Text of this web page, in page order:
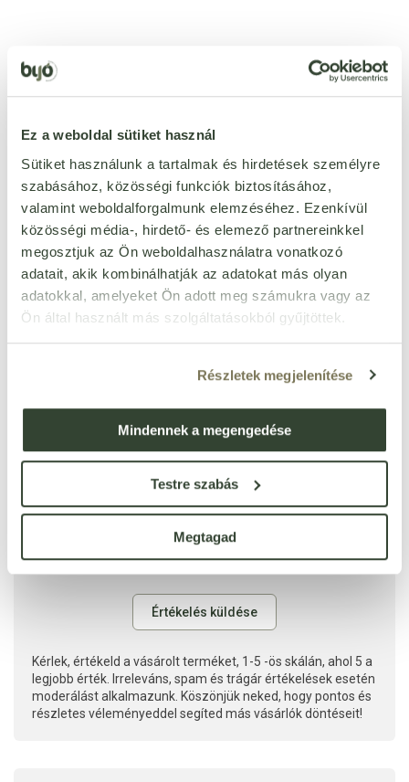
Ez a weboldal sütiket használ
Sütiket használunk a tartalmak és hirdetések személyre
szabásához, közösségi funkciók biztosításához,
valamint weboldalforgalmunk elemzéséhez. Ezenkívül
közösségi média-, hirdető- és elemező partnereinkkel
megosztjuk az Ön weboldalhasználatra vonatkozó
adatait, akik kombinálhatják az adatokat más olyan
adatokkal, amelyeket Ön adott meg számukra vagy az
Ön által használt más szolgáltatásokból gyűjtöttek.
Részletek megjelenítése
Mindennek a megengedése
Testre szabás
Megtagad
Ezt a terméket még senki nem értékelte. Legyél Te az
első!
Ennyi csillagot adok
Kérlek, értékeld a vásárolt terméket, 1-5 -ös skálán, ahol 5 a
legjobb érték. Irreleváns, spam és trágár értékelések esetén
moderálást alkalmazunk. Köszönjük neked, hogy pontos és
részletes véleményeddel segíted más vásárlók döntéseit!